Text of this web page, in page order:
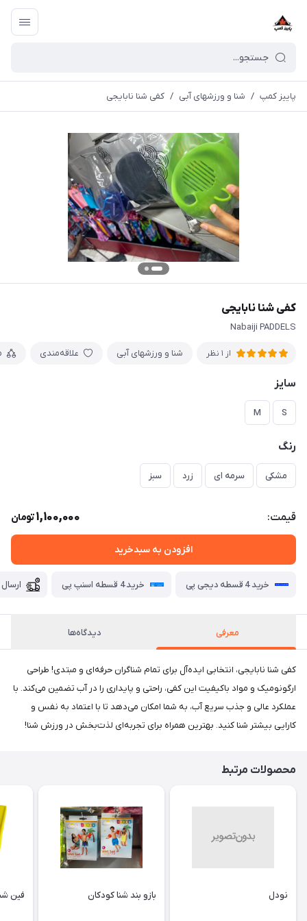
پاییز کمپ / شنا و ورزشهای آبی / کفی شنا نابایجی
کفی شنا نابایجی
Nabaiji PADDELS
از 1 نظر شنا و ورزشهای آبی علاقه‌مندی
سایز
S
M
رنگ
مشکی سرمه ای زرد سبز
قیمت: 1,100,000تومان
افزودن به سبدخرید
خرید 4 قسطه دیجی پی خرید 4 قسطه اسنپ پی
معرفی دیدگاه‌ها
کفی شنا نابایجی، انتخابی ایده‌آل برای تمام شناگران حرفه‌ای و مبتدی! طراحی
ارگونومیک و مواد باکیفیت این کفی، راحتی و پایداری را در آب تضمین می‌کند. با
عملکرد عالی و جذب سریع آب، به شما امکان می‌دهد تا با اعتماد به نفس و
کارایی بیشتر شنا کنید. بهترین همراه برای تجربه‌ای لذت‌بخش در ورزش شنا!
محصولات مرتبط
نودل بازو بند شنا کودکان فین